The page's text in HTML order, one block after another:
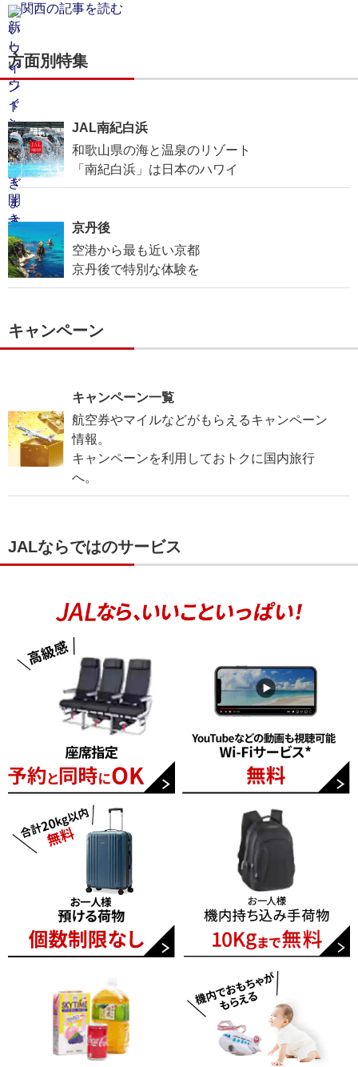
関西の記事を読む
方面別特集
JAL南紀白浜
和歌山県の海と温泉のリゾート
「南紀白浜」は日本のハワイ
京丹後
空港から最も近い京都
京丹後で特別な体験を
キャンペーン
キャンペーン一覧
航空券やマイルなどがもらえるキャンペーン
情報。
キャンペーンを利用しておトクに国内旅行
へ。
JALならではのサービス